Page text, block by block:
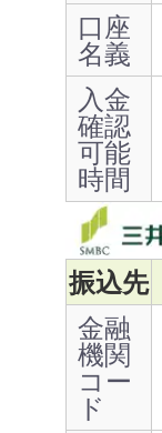
口座
名義
入金
確認
可能
時間
振込先
金融
機関
コー
ド